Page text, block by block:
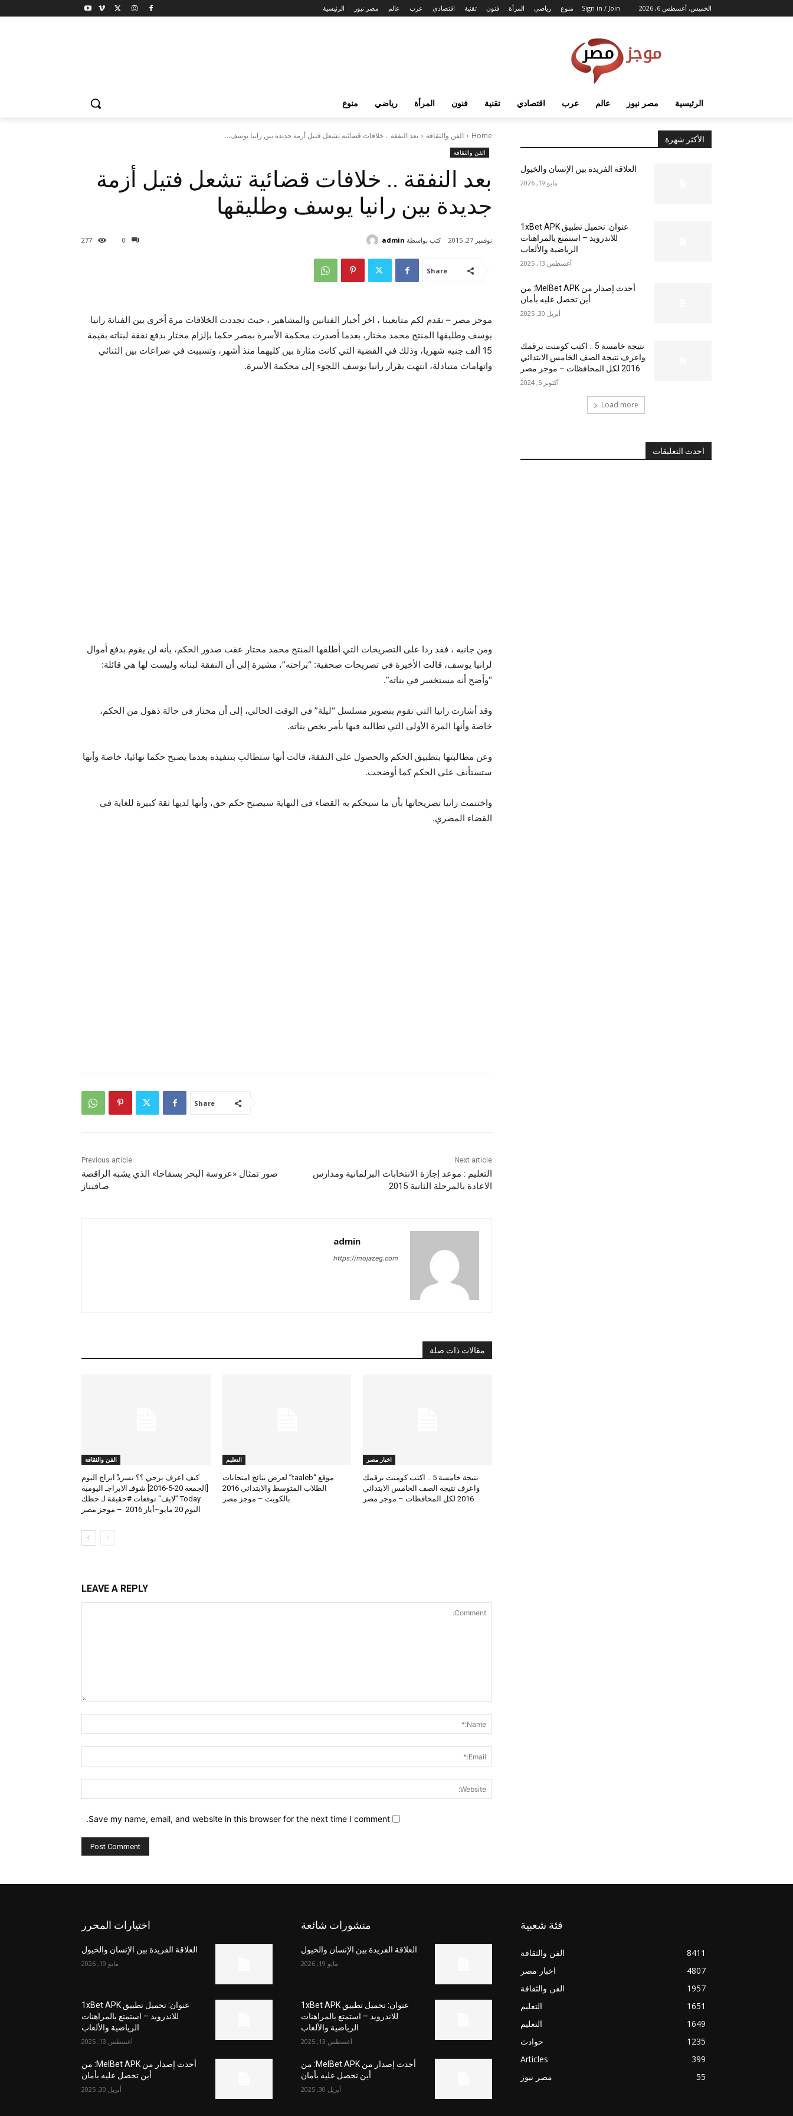
الخميس, أغسطس 6, 2026 Sign in / Join الرئيسية مصر نيوز عالم عرب اقتصادي تقنية فنون المرأة رياضي منوع
الرئيسية مصر نيوز عالم عرب اقتصادي تقنية فنون المرأة رياضي منوع
Home الفن والثقافة بعد النفقة .. خلافات قضائية تشعل فتيل أزمة جديدة بين رانيا يوسف...
الفن والثقافة
بعد النفقة .. خلافات قضائية تشعل فتيل أزمة
جديدة بين رانيا يوسف وطليقها
0
277 نوفمبر 27, 2015 كتب بواسطة admin
Share
موجز مصر – نقدم لكم متابعينا ، اخر أخبار الفنانين والمشاهير ، حيث تجددت الخلافات مرة أخرى بين الفنانة رانيا
يوسف وطليقها المنتج محمد مختار، بعدما أصدرت محكمة الأسرة بمصر حكما بإلزام مختار بدفع نفقة لبناته بقيمة
15 ألف جنيه شهريا، وذلك في القضية التي كانت مثارة بين كليهما منذ أشهر، وتسببت في صراعات بين الثنائي
واتهامات متبادلة، انتهت بقرار رانيا يوسف اللجوء إلى محكمة الأسرة.
ومن جانبه ، فقد ردا على التصريحات التي أطلقها المنتج محمد مختار عقب صدور الحكم، بأنه لن يقوم بدفع أموال
لرانيا يوسف، قالت الأخيرة في تصريحات صحفية: “براحته”، مشيرة إلى أن النفقة لبناته وليست لها هي قائلة:
“وأضح أنه مستخسر في بناته”.
وقد أشارت رانيا التي تقوم بتصوير مسلسل “ليلة” في الوقت الحالي، إلى أن مختار في حالة ذهول من الحكم،
خاصة وأنها المرة الأولى التي تطالبه فيها بأمر يخص بناته.
وعن مطالبتها بتطبيق الحكم والحصول على النفقة، قالت أنها ستطالب بتنفيذه بعدما يصبح حكما نهائيا، خاصة وأنها
ستستأنف على الحكم كما أوضحت.
واختتمت رانيا تصريحاتها بأن ما سيحكم به القضاء في النهاية سيصبح حكم حق، وأنها لديها ثقة كبيرة للغاية في
القضاء المصري.
Share
Previous article
صور تمثال «عروسة البحر بسفاجا» الذي يشبه الراقصة
صافيناز
Next article
التعليم : موعد إجازة الانتخابات البرلمانية ومدارس
الاعادة بالمرحلة الثانية 2015
admin
https://mojazeg.com
مقالات ذات صلة
اخبار مصر
نتيجة خامسة 5 .. اكتب كومنت برقمك
واعرف نتيجة الصف الخامس الابتدائي
2016 لكل المحافظات – موجز مصر
التعليم
موقع “taaleb” لعرض نتائج امتحانات
الطلاب المتوسط والابتدائي 2016
بالكويت – موجز مصر
الفن والثقافة
كيف اعرف برجي ؟؟ نسردْ ابراج اليوم
[الجمعة 20-5-2016] شوفـ الابراجـ اليومية
Today ”لايف“ توقعات #حقيقة لـ حظك
اليوم 20 مايو~أيار 2016 – موجز مصر
LEAVE A REPLY
Save my name, email, and website in this browser for the next time I comment.
الأكثر شهرة
العلاقة الفريدة بين الإنسان والخيول
مايو 19, 2026
عنوان: تحميل تطبيق 1xBet APK
للاندرويد – استمتع بالمراهنات
الرياضية والألعاب
أغسطس 13, 2025
أحدث إصدار من MelBet APK: من
أين تحصل عليه بأمان
أبريل 30, 2025
نتيجة خامسة 5 .. اكتب كومنت برقمك
واعرف نتيجة الصف الخامس الابتدائي
2016 لكل المحافظات – موجز مصر
أكتوبر 5, 2024
Load more
احدث التعليقات
اختيارات المحرر
العلاقة الفريدة بين الإنسان والخيول
مايو 19, 2026
عنوان: تحميل تطبيق 1xBet APK
للاندرويد – استمتع بالمراهنات
الرياضية والألعاب
أغسطس 13, 2025
أحدث إصدار من MelBet APK: من
أين تحصل عليه بأمان
أبريل 30, 2025
منشورات شائعة
العلاقة الفريدة بين الإنسان والخيول
مايو 19, 2026
عنوان: تحميل تطبيق 1xBet APK
للاندرويد – استمتع بالمراهنات
الرياضية والألعاب
أغسطس 13, 2025
أحدث إصدار من MelBet APK: من
أين تحصل عليه بأمان
أبريل 30, 2025
فئة شعبية
الفن والثقافة
8411
اخبار مصر
4807
الفن والثقافة
1957
التعليم
1651
التعليم
1649
حوادث
1235
Articles
399
مصر نيوز
55